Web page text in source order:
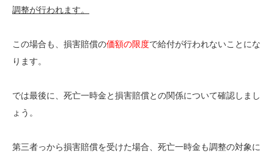
調整が行われます。
この場合も、損害賠償の価額の限度で給付が行われないことにな
ります。
では最後に、死亡一時金と損害賠償との関係について確認しまし
ょう。
第三者っから損害賠償を受けた場合、死亡一時金も調整の対象に